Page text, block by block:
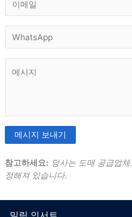
일
a
p
글
메
시
메시지 보내기
안
:
참고하세요: 당사는 도매 공급업
정해져 있습니다.